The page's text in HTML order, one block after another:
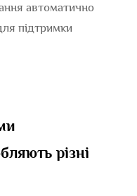
автоматично
підтримки
різні